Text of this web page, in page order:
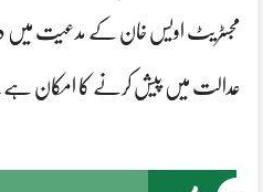
مجسٹریٹ اویس خان کے مدعیت میں
عدالت میں پیش کرنے کا امکان ہے۔